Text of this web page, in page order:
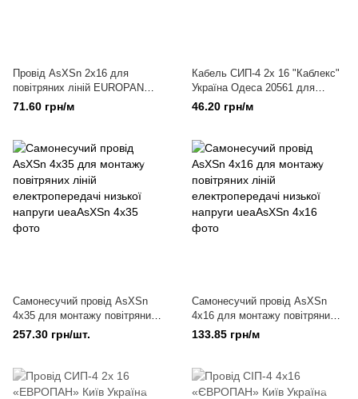
Провід AsXSn 2х16 для
повітряних ліній EUROPAN
CABLE
71.60 грн/м
Кабель СИП-4 2х 16 "Каблекс"
Україна Одеса 20561 для
монтажу повітряних ліній
електропередачі
46.20 грн/м
Самонесучий провід AsXSn
4x35 для монтажу повітряних
ліній електропередачі низької
257.30 грн/шт.
Самонесучий провід AsXSn
4x16 для монтажу повітряних
ліній електропередачі низької
133.85 грн/м